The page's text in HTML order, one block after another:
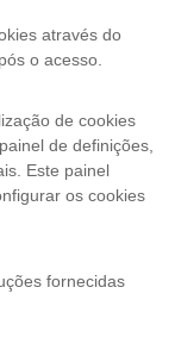
através do
o acesso.
de cookies
de definições,
Este painel
os cookies
fornecidas